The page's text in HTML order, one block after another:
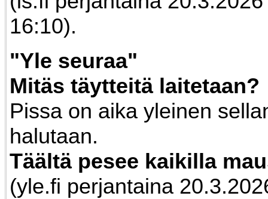
16:10).
"Yle seuraa"
Mitäs täytteitä laitetaan?
Pissa on aika yleinen
halutaan.
Täältä pesee kaikilla
(yle.fi perjantaina